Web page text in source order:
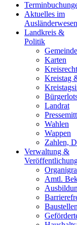
Aktuelles im
Ausländerwesen
Landkreis &
Politik
Karten
Kreisrecht
Kreistag
Landrat
Wahlen
Wappen
Zahlen,
Verwaltung &
Amtl.